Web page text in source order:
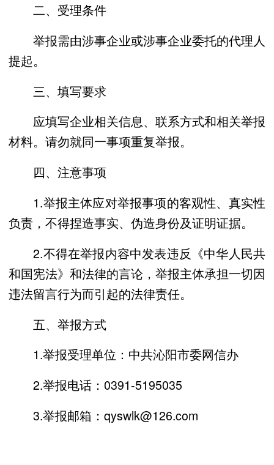
二、受理条件
举报需由涉事企业或涉事企业委托的代理人
提起。
三、填写要求
应填写企业相关信息、联系方式和相关举报
材料。请勿就同一事项重复举报。
四、注意事项
1.举报主体应对举报事项的客观性、真实性
负责，不得捏造事实、伪造身份及证明证据。
2.不得在举报内容中发表违反《中华人民共
和国宪法》和法律的言论，举报主体承担一切因
违法留言行为而引起的法律责任。
五、举报方式
1.举报受理单位：中共沁阳市委网信办
2.举报电话：0391-5195035
3.举报邮箱：qyswlk@126.com